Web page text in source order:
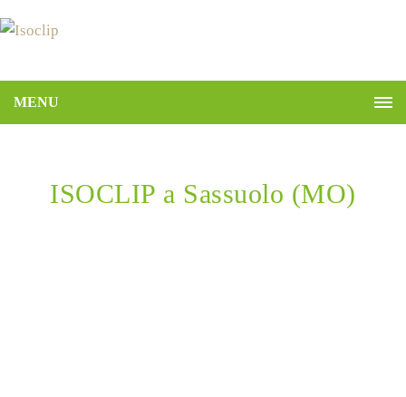
MENU
ISOCLIP a Sassuolo (MO)